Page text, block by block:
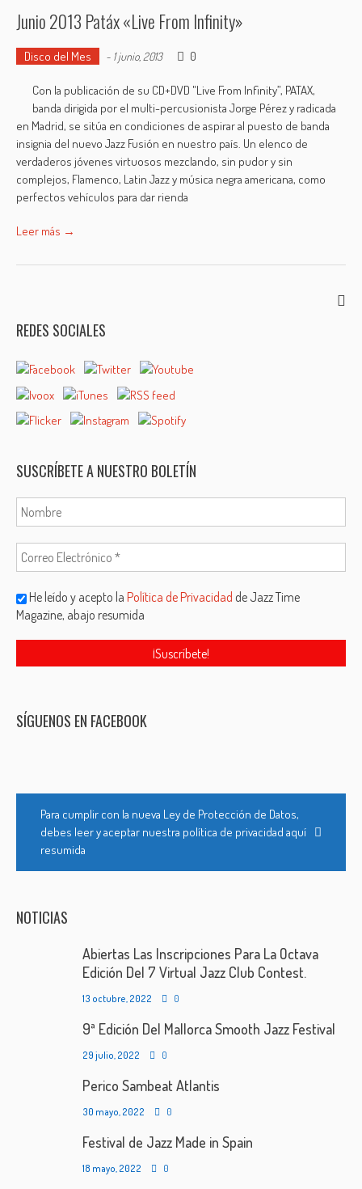
Junio 2013 Patáx «Live From Infinity»
Disco del Mes - 1 junio, 2013 0
Con la publicación de su CD+DVD "Live From Infinity”, PATAX,
banda dirigida por el multi-percusionista Jorge Pérez y radicada
en Madrid, se sitúa en condiciones de aspirar al puesto de banda
insignia del nuevo Jazz Fusión en nuestro país. Un elenco de
verdaderos jóvenes virtuosos mezclando, sin pudor y sin
complejos, Flamenco, Latin Jazz y música negra americana, como
perfectos vehículos para dar rienda
Leer más →
REDES SOCIALES
SUSCRÍBETE A NUESTRO BOLETÍN
He leído y acepto laPolítica de Privacidad de Jazz Time
Magazine, abajo resumida
SÍGUENOS EN FACEBOOK
Para cumplir con la nueva Ley de Protección de Datos,
debes leer y aceptar nuestra política de privacidad aquí
resumida
NOTICIAS
Abiertas Las Inscripciones Para La Octava
Edición Del 7 Virtual Jazz Club Contest.
13 octubre, 2022 0
9ª Edición Del Mallorca Smooth Jazz Festival
29 julio, 2022 0
Perico Sambeat Atlantis
30 mayo, 2022 0
Festival de Jazz Made in Spain
18 mayo, 2022 0